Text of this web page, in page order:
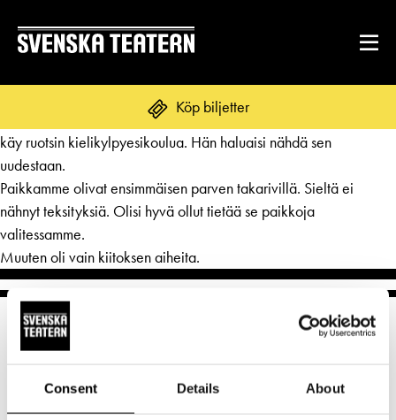
Consent Details About
Köp biljetter
REPERTOAR & BILJETTER
Repertoar
Kalender
Kundtjänst
Biljetter
Unga
DITT BESÖK
Mat & dryck
Publikarbete
Textning
Tillgänglighet
Grupper & teaterombud
Pedagognätverk & skolgrupper
OM SVENSKA TEATERN
Aktuellt
Matilda oli ihanan energinen,.hauska ja ajatuksia herättävä.
Olimme katsomassa sitä 7-vuotiaan pojanpoikani kanssa, joka
käy ruotsin kielikylpyesikoulua. Hän haluaisi nähdä sen
uudestaan.
Paikkamme olivat ensimmäisen parven takarivillä. Sieltä ei
nähnyt teksityksiä. Olisi hyvä ollut tietää se paikkoja
valitessamme.
Muuten oli vain kiitoksen aiheita.